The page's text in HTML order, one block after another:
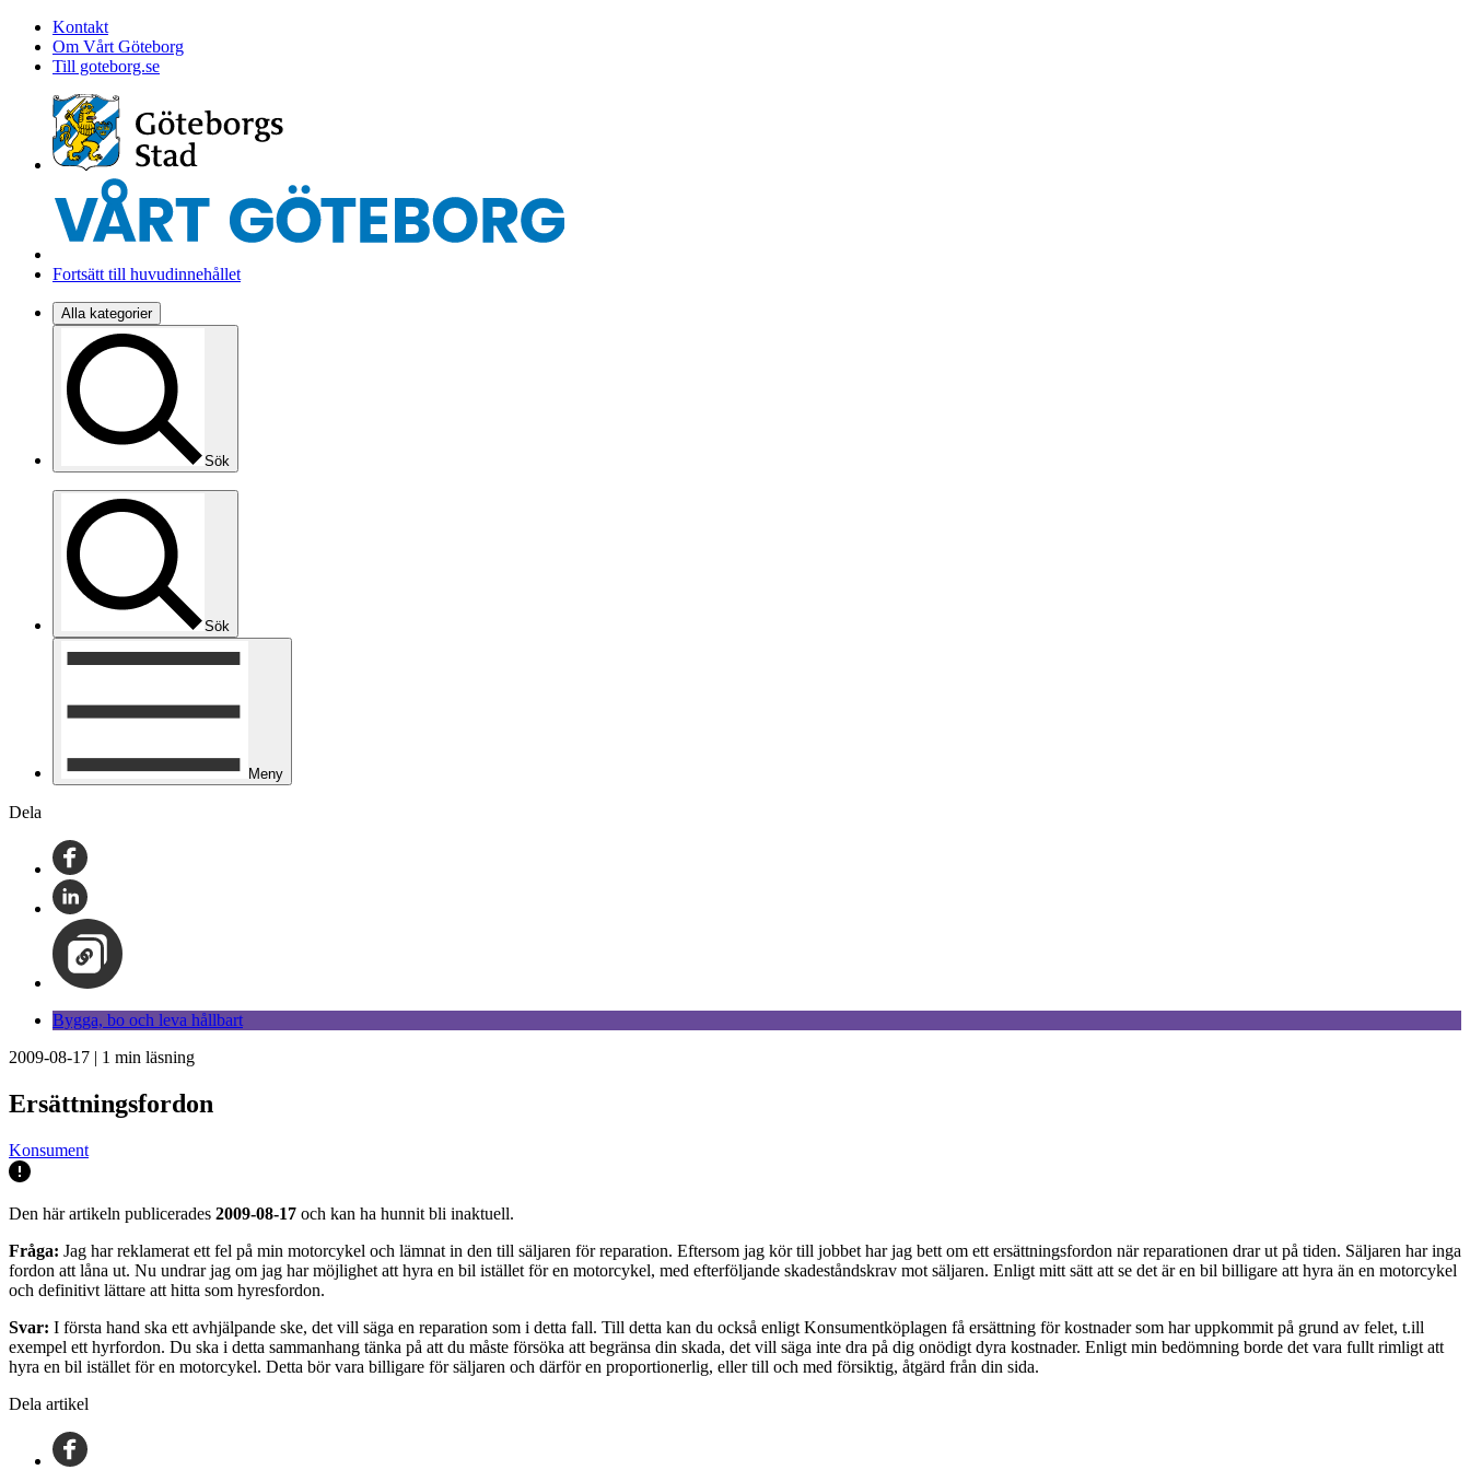
Kontakt
Om Vårt Göteborg
Till goteborg.se
Fortsätt till huvudinnehållet
Alla kategorier
Sök
Sök
Meny
Dela
Bygga, bo och leva hållbart
2009-08-17 | 1 min läsning
Ersättningsfordon
Konsument
Den här artikeln publicerades 2009-08-17 och kan ha hunnit bli inaktuell.
Fråga: Jag har reklamerat ett fel på min motorcykel och lämnat in den till säljaren för reparation. Eftersom jag kör till jobbet har jag bett om ett ersättningsfordon när reparationen drar ut på tiden. Säljaren har inga
fordon att låna ut. Nu undrar jag om jag har möjlighet att hyra en bil istället för en motorcykel, med efterföljande skadeståndskrav mot säljaren. Enligt mitt sätt att se det är en bil billigare att hyra än en motorcykel
och definitivt lättare att hitta som hyresfordon.
Svar: I första hand ska ett avhjälpande ske, det vill säga en reparation som i detta fall. Till detta kan du också enligt Konsumentköplagen få ersättning för kostnader som har uppkommit på grund av felet, t.ill
exempel ett hyrfordon. Du ska i detta sammanhang tänka på att du måste försöka att begränsa din skada, det vill säga inte dra på dig onödigt dyra kostnader. Enligt min bedömning borde det vara fullt rimligt att
hyra en bil istället för en motorcykel. Detta bör vara billigare för säljaren och därför en proportionerlig, eller till och med försiktig, åtgärd från din sida.
Dela artikel